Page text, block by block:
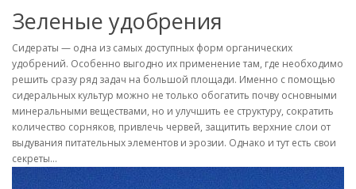
Зеленые удобрения
Сидераты — одна из самых доступных форм органических
удобрений. Особенно выгодно их применение там, где необходимо
решить сразу ряд задач на большой площади. Именно с помощью
сидеральных культур можно не только обогатить почву основными
минеральными веществами, но и улучшить ее структуру, сократить
количество сорняков, привлечь червей, защитить верхние слои от
выдувания питательных элементов и эрозии. Однако и тут есть свои
секреты…